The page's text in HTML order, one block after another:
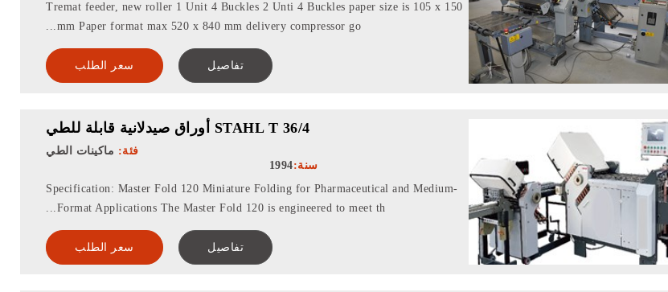
Tremat feeder, new roller 1 Unit 4 Buckles 2 Unti 4 Buckles paper size is 105 x 150
mm Paper format max 520 x 840 mm delivery compressor go...
تفاصيل سعر الطلب
STAHL T 36/4 أوراق صيدلانية قابلة للطي
فئة: ماكينات الطي
سنة:1994
Specification: Master Fold 120 Miniature Folding for Pharmaceutical and Medium-
Format Applications The Master Fold 120 is engineered to meet th...
تفاصيل سعر الطلب